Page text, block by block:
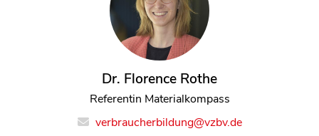
Dr. Florence Rothe
Referentin Materialkompass
verbraucherbildung@vzbv.de